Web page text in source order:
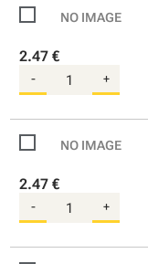
2.47 €
- +
2.47 €
- +